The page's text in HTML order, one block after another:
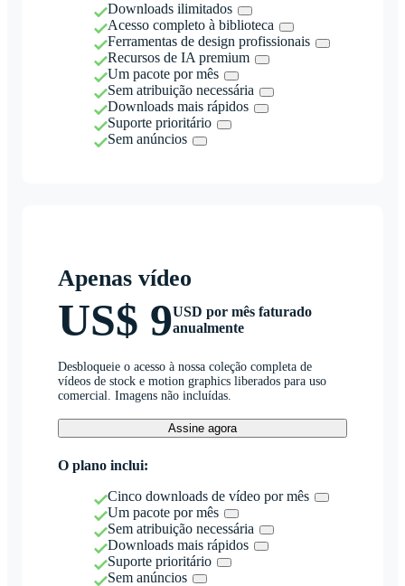
Downloads ilimitados
Acesso completo à biblioteca
Ferramentas de design profissionais
Recursos de IA premium
Um pacote por mês
Sem atribuição necessária
Downloads mais rápidos
Suporte prioritário
Sem anúncios
Apenas vídeo
US$ 9USD por mês faturado
anualmente
Desbloqueie o acesso à nossa coleção completa de
vídeos de stock e motion graphics liberados para uso
comercial. Imagens não incluídas.
Assine agora
O plano inclui:
Cinco downloads de vídeo por mês
Um pacote por mês
Sem atribuição necessária
Downloads mais rápidos
Suporte prioritário
Sem anúncios